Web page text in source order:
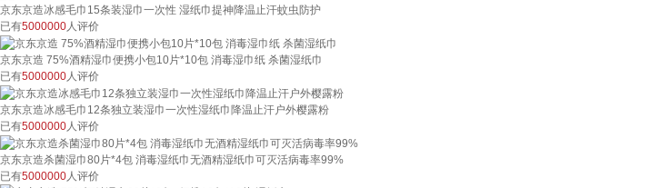
京东京造冰感毛巾15条装湿巾一次性 湿纸巾提神降温止汗蚊虫防护
已有5000000人评价
京东京造 75%酒精湿巾便携小包10片*10包 消毒湿巾纸 杀菌湿纸巾
已有5000000人评价
京东京造冰感毛巾12条独立装湿巾一次性湿纸巾降温止汗户外樱露粉
已有5000000 人评价
京东京造杀菌湿巾80片*4包 消毒湿纸巾无酒精湿纸巾可灭活病毒率99%
已有5000000 人评价